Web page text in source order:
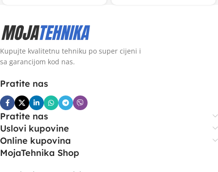
Kupujte kvalitetnu tehniku po super cijeni i
sa garancijom kod nas.
Pratite nas
Pratite nas
Uslovi kupovine
Online kupovina
MojaTehnika Shop